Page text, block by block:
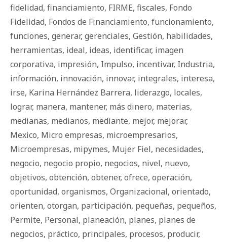
fidelidad, financiamiento, FIRME, fiscales, Fondo
Fidelidad, Fondos de Financiamiento, funcionamiento,
funciones, generar, gerenciales, Gestión, habilidades,
herramientas, ideal, ideas, identificar, imagen
corporativa, impresión, Impulso, incentivar, Industria,
información, innovación, innovar, integrales, interesa,
irse, Karina Hernández Barrera, liderazgo, locales,
lograr, manera, mantener, más dinero, materias,
medianas, medianos, mediante, mejor, mejorar,
Mexico, Micro empresas, microempresarios,
Microempresas, mipymes, Mujer Fiel, necesidades,
negocio, negocio propio, negocios, nivel, nuevo,
objetivos, obtención, obtener, ofrece, operación,
oportunidad, organismos, Organizacional, orientado,
orienten, otorgan, participación, pequeñas, pequeños,
Permite, Personal, planeación, planes, planes de
negocios, práctico, principales, procesos, producir,